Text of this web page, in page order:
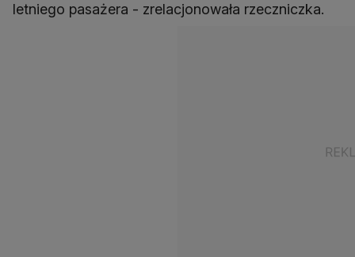
letniego pasażera - zrelacjonowała rzeczniczka.